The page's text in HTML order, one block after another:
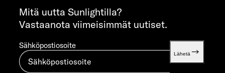
info@sunlight.de
Mitä uutta Sunlightilla?
Vastaanota viimeisimmät uutiset.
Sähköpostiosoite
Lähetä